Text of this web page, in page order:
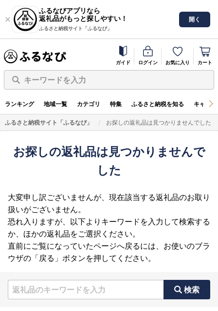
ふるなびアプリなら
返礼品がもっと探しやすい！
ふるさと納税サイト「ふるなび」
開く
ガイド ログイン お気に入り カート
キーワードを入力
ランキング 地域一覧 カテゴリ 特集 ふるさと納税を知る キャン
ふるさと納税サイト「ふるなび」 お探しの返礼品は見つかりませんでした
お探しの返礼品は見つかりませんで
した
大変申し訳ございませんが、現在該当する返礼品のお取り
扱いがございません。
恐れ入りますが、以下よりキーワードを入力して検索する
か、ほかの返礼品をご選択ください。
直前にご覧になっていたページへ戻るには、お使いのブラ
ウザの「戻る」ボタンを押してください。
検索